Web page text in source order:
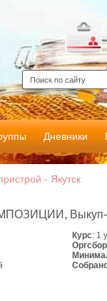
Дневники
- Якутск
Выкуп-
Курс: 1
Оргсбор